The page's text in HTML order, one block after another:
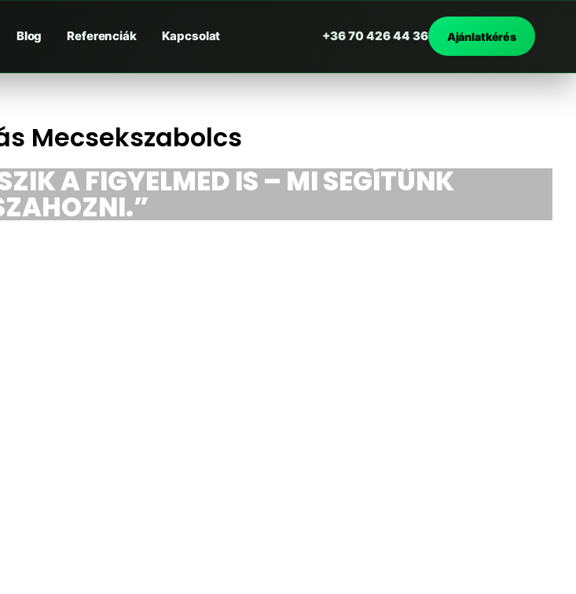
Blog Referenciák Kapcsolat +36 70 426 44 36 Ajánlatkérés
Mecsekszabolcs
A FIGYELMED IS – MI SEGÍTÜNK